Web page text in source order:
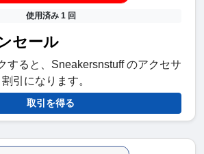
使用済み 1 回
セール
すると、Sneakersnstuff のアクセサ
引になります。
取引を得る